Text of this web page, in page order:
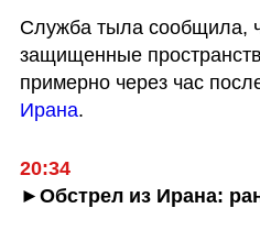
Служба тыла сообщила,
защищенные
примерно через час
Ирана.
20:34
►Обстрел из Ирана: